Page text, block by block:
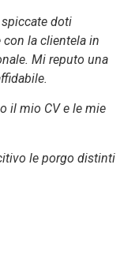
spiccate doti
la clientela in
Mi reputo una
il mio CV e le mie
le porgo distinti